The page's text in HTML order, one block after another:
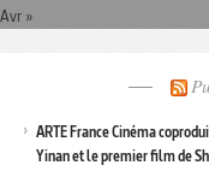
Avr »
ARTE France Cinéma
Yinan et le premier film de